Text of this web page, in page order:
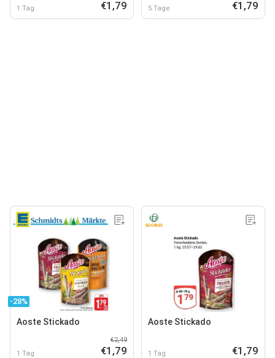
1 Tag €1,79 5 Tage €1,79
-28%
Aoste Stickado
1 Tag
€2,49
€1,79
Aoste Stickado
1 Tag €1,79